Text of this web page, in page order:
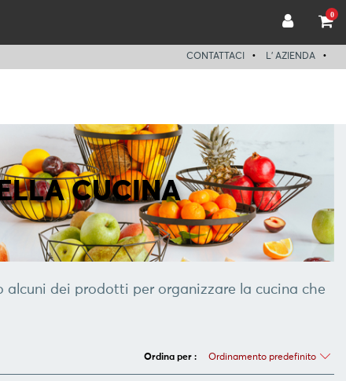
0
CONTATTACI L' AZIENDA
CUCINA
dei prodotti per organizzare la cucina che
Ordina per : Ordinamento predefinito